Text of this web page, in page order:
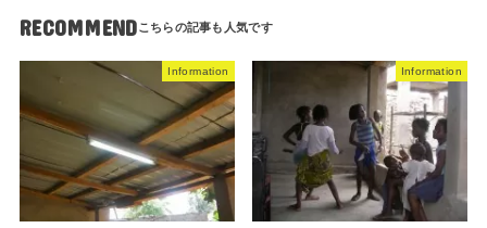
RECOMMEND
Information Information